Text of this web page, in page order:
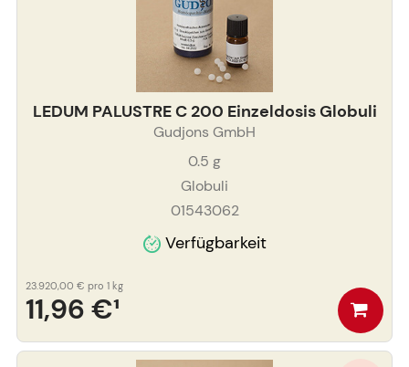
LEDUM PALUSTRE C 200 Einzeldosis Globuli
Gudjons GmbH
0.5 g
Globuli
01543062
Verfügbarkeit
11,96 €¹
23.920,00 € pro 1 kg